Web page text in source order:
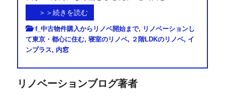
＞＞続きを読む
f_中古物件購入からリノベ開始まで, リノベーションし
て東京・都心に住む, 寝室のリノベ, ２階LDKのリノベ, イ
ンプラス, 内窓
リノベーションブログ著者